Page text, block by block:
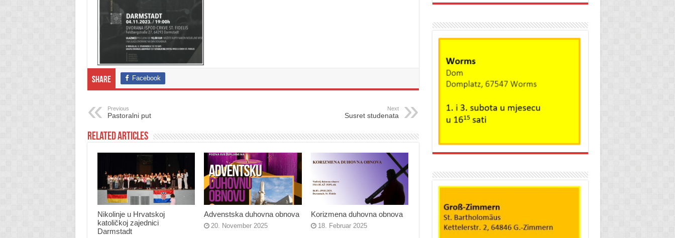
Share Facebook
Previous
Pastoralni put
Next
Susret studenata
Related Articles
Nikolinje u Hrvatskoj
katoličkoj zajednici
Darmstadt
Advenstska duhovna obnova
20. November 2025
Korizmena duhovna obnova
18. Februar 2025